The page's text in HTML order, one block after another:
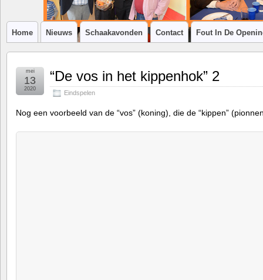
Home Nieuws Schaakavonden Contact Fout In De
“De vos in het kippenhok” 2
Eindspelen
mei
13
2020
Nog een voorbeeld van de “vos” (koning), die de “kippen”